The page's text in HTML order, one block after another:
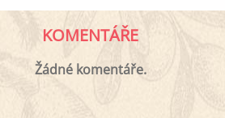
KOMENTÁŘE
Žádné komentáře.